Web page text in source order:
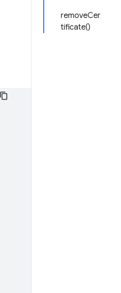
removeCer
tificate()